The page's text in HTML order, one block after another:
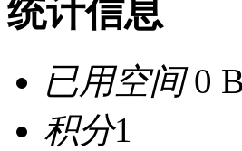
统计信息
已用空间0 B
积分1